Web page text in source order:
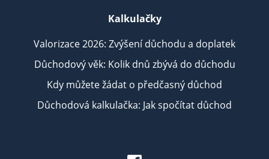
Kalkulačky
Valorizace 2026: Zvýšení důchodu a doplatek
Důchodový věk: Kolik dnů zbývá do důchodu
Kdy můžete žádat o předčasný důchod
Důchodová kalkulačka: Jak spočítat důchod